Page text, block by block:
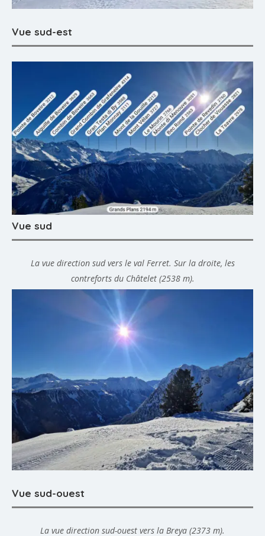
Vue sud-est
Vue sud
La vue direction sud vers le val Ferret. Sur la droite, les
contreforts du Châtelet (2538 m).
Vue sud-ouest
La vue direction sud-ouest vers la Breya (2373 m).